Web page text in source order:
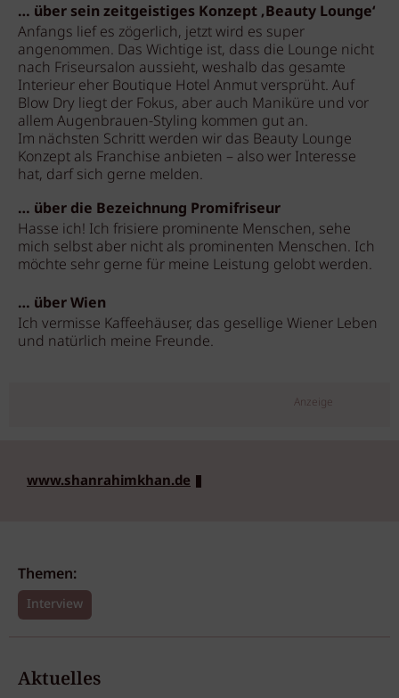
… über sein zeitgeistiges Konzept ‚Beauty Lounge‘
Anfangs lief es zögerlich, jetzt wird es super
angenommen. Das Wichtige ist, dass die Lounge nicht
nach Friseursalon aussieht, weshalb das gesamte
Interieur eher Boutique Hotel Anmut versprüht. Auf
Blow Dry liegt der Fokus, aber auch Maniküre und vor
allem Augenbrauen-Styling kommen gut an.
Im nächsten Schritt werden wir das Beauty Lounge
Konzept als Franchise anbieten – also wer Interesse
hat, darf sich gerne melden.
… über die Bezeichnung Promifriseur
Hasse ich! Ich frisiere prominente Menschen, sehe
mich selbst aber nicht als prominenten Menschen. Ich
möchte sehr gerne für meine Leistung gelobt werden.
… über Wien
Ich vermisse Kaffeehäuser, das gesellige Wiener Leben
und natürlich meine Freunde.
Anzeige
www.shanrahimkhan.de
Themen:
Interview
Aktuelles